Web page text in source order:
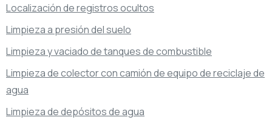
Localización de registros ocultos
Limpieza a presión del suelo
Limpieza y vaciado de tanques de combustible
Limpieza de colector con camión de equipo de reciclaje de
agua
Limpieza de depósitos de agua